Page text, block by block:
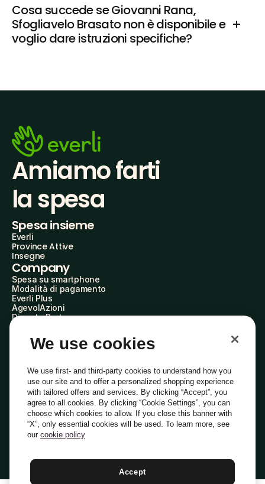
Cosa succede se Giovanni Rana,
Sfogliavelo Brasato non è disponibile e
voglio dare istruzioni specifiche?
Amiamo farti
la spesa
Spesa insieme
Everli
Province Attive
Insegne
Company
Spesa su smartphone
Modalità di pagamento
Everli Plus
AgevolAzioni
Diventa Partner
Everli Shoppers
About Us
Everli News
Domande frequenti
Lavora con noi
Diventa Shopper
Investitori
PrivacyCookiePreferenze Cookie
Termini e CondizioniCodice Etico
Indirizzo PEC: everli@pec.it - indirizzo DPO: dpo@everli.com
Italiano
We use cookies
We use first- and third-party cookies to understand how you
use our site and to offer a personalized shopping experience
with tailored offers and services. By clicking “Accept”, you
agree to all cookies. By clicking “Cookie Settings”, you can
choose which cookies to allow. If you close this banner with
“X”, only essential cookies will be used. To learn more, see
our cookie policy
Accept